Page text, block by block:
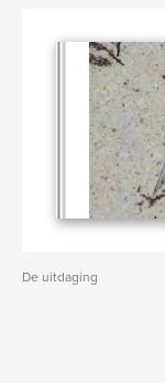
De uitdaging